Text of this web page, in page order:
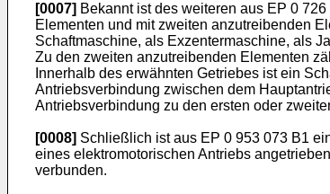
[0007] Bekannt ist des weiteren aus EP 0 726
Elementen und mit zweiten anzutreibenden
Schaftmaschine, als Exzentermaschine, als
Zu den zweiten anzutreibenden Elementen
Innerhalb des erwähnten Getriebes ist ein
Antriebsverbindung zwischen dem
Antriebsverbindung zu den ersten oder
[0008] Schließlich ist aus EP 0 953 073 B1
eines elektromotorischen Antriebs
verbunden.